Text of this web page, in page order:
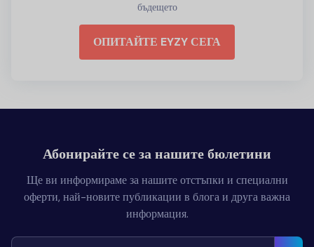
бъдещето
ОПИТАЙТЕ EYZY СЕГА
Абонирайте се за нашите бюлетини
Ще ви информираме за нашите отстъпки и специални
оферти, най-новите публикации в блога и друга важна
информация.